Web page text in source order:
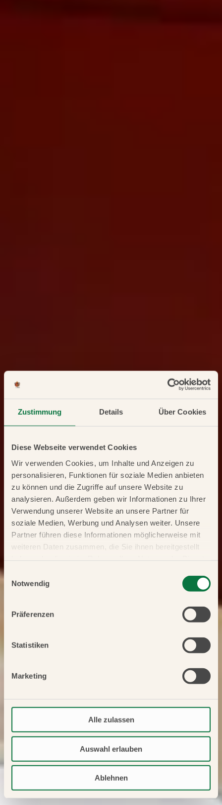
Zustimmung Details Über Cookies
Diese Webseite verwendet Cookies
Wir verwenden Cookies, um Inhalte und Anzeigen zu
personalisieren, Funktionen für soziale Medien anbieten
zu können und die Zugriffe auf unsere Website zu
analysieren. Außerdem geben wir Informationen zu Ihrer
Verwendung unserer Website an unsere Partner für
soziale Medien, Werbung und Analysen weiter. Unsere
Partner führen diese Informationen möglicherweise mit
weiteren Daten zusammen, die Sie ihnen bereitgestellt
Einwilligungsauswahl
Notwendig
Präferenzen
Statistiken
Marketing
Alle zulassen
Auswahl erlauben
Ablehnen